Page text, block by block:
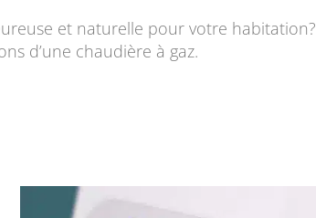
et naturelle pour votre habitation?
d’une chaudière à gaz.